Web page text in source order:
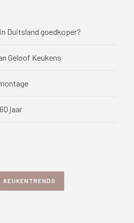
Duitsland goedkoper?
Geloof Keukens
jaar
KEUKENTRENDS